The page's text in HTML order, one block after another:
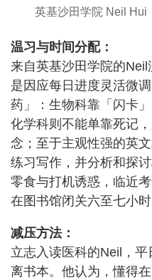
英基沙田学院 Neil Hui
温习与时间分配：
来自英基沙田学院的
是因应每日进度灵活微
药」：生物科靠「闪卡
化学科则不能单靠死记
念；至于主观性强的英
练习写作，并分析和探
零食与打机诱惑，临近
在图书馆闭关六至七小时
减压方法：
立志入读医科的Neil，
离书本。他认为，懂得